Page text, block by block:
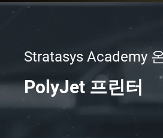
Stratasys Academy
PolyJet 프린터